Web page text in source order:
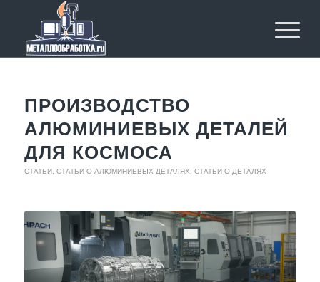
ПРОИЗВОДСТВО
АЛЮМИНИЕВЫХ ДЕТАЛЕЙ
ДЛЯ КОСМОСА
СТАТЬИ, СТАТЬИ О АЛЮМИНИЕВЫХ ДЕТАЛЯХ СТАТЬИ О ДЕТАЛЯХ